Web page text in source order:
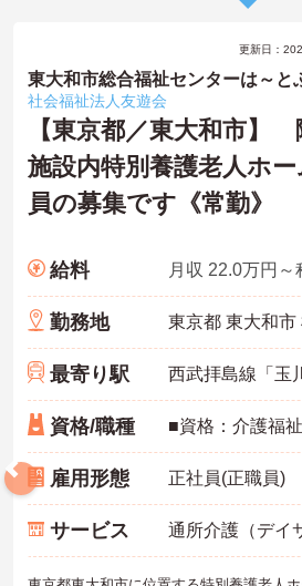
更新日：
東大和市総合福祉センターは～と
社会福祉法人友遊会
【東京都／東大和市】
施設内特別養護老人ホ
員の募集です《常勤》
給料
勤務地
最寄り駅
資格/職種
雇用形態 正社員(正職員)
サービス 通所介護（デイ